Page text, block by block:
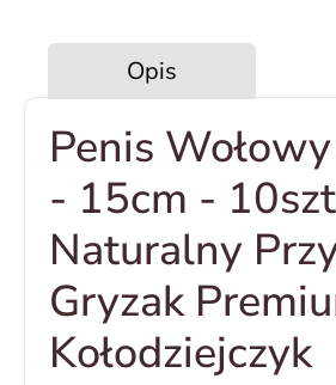
Opis
Penis
- 15cm -
Naturalny
Gryzak
Kołodziejczyk